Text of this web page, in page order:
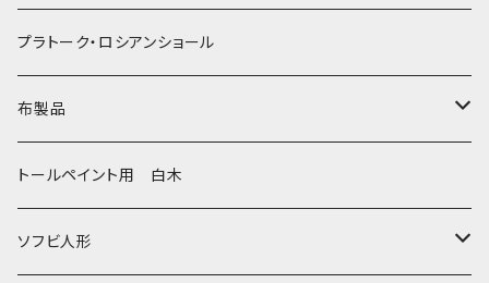
動物マトリョーシカ
セミョーノフの子達
その他のマトショーシカ
キーロフの子達
リュボーフィ・ブズイキナ
タチアナ ドゥビニッチ
エレナ・イワンツォワ
バローニナ・マリヤ
白樺編み
トレイ・平皿
白樺靴
白樺その他
ベル・起きあがりこぼし
オルゴール
キッチン
イースターエッグ
ホフロマ
アルハンゲリスク
ゴロジェッツ
ジョストボ
プラトーク・ロシアンショール
布製品
キッチンクロス
ソビエトデザイン 昔の布
トールペイント用 白木
ソフビ人形